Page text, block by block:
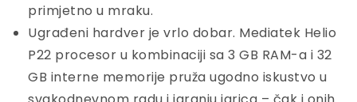
primjetno u mraku.
Ugrađeni hardver je vrlo dobar. Mediatek Helio
P22 procesor u kombinaciji sa 3 GB RAM-a i 32
GB interne memorije pruža ugodno iskustvo u